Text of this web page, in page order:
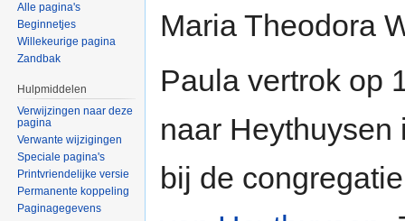
Maria Theodora
Paula vertrok op
naar
bij de
Alle pagina's
Beginnetjes
Willekeurige pagina
Zandbak
Hulpmiddelen
Verwijzingen naar deze
pagina
Verwante wijzigingen
Speciale pagina's
Printvriendelijke versie
Permanente koppeling
Paginagegevens